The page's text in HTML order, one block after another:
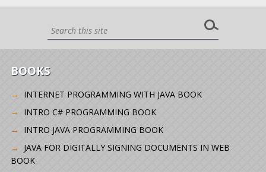
BOOKS
INTERNET PROGRAMMING WITH JAVA BOOK
INTRO C# PROGRAMMING BOOK
INTRO JAVA PROGRAMMING BOOK
JAVA FOR DIGITALLY SIGNING DOCUMENTS IN WEB
BOOK